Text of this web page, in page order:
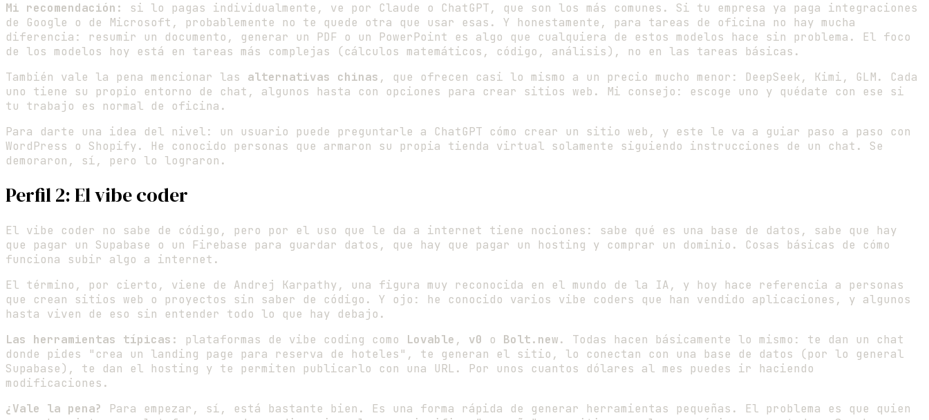
Mi recomendación:
si lo pagas individualmente, ve por Claude o ChatGPT, que son los más comunes. Si tu empresa ya paga integraciones
de Google o de Microsoft, probablemente no te quede otra que usar esas. Y honestamente, para tareas de oficina no hay mucha
diferencia: resumir un documento, generar un PDF o un PowerPoint es algo que cualquiera de estos modelos hace sin problema. El foco
de los modelos hoy está en tareas más complejas (cálculos matemáticos, código, análisis), no en las tareas básicas.
También vale la pena mencionar las alternativas chinas , que ofrecen casi lo mismo a un precio mucho menor: DeepSeek, Kimi, GLM. Cada
uno tiene su propio entorno de chat, algunos hasta con opciones para crear sitios web. Mi consejo: escoge uno y quédate con ese si
tu trabajo es normal de oficina.
Para darte una idea del nivel: un usuario puede preguntarle a ChatGPT cómo crear un sitio web, y este le va a guiar paso a paso con
WordPress o Shopify. He conocido personas que armaron su propia tienda virtual solamente siguiendo instrucciones de un chat. Se
demoraron, sí, pero lo lograron.
Perfil 2: El vibe coder
El vibe coder no sabe de código, pero por el uso que le da a internet tiene nociones: sabe qué es una base de datos, sabe que hay
que pagar un Supabase o un Firebase para guardar datos, que hay que pagar un hosting y comprar un dominio. Cosas básicas de cómo
funciona subir algo a internet.
El término, por cierto, viene de Andrej Karpathy, una figura muy reconocida en el mundo de la IA, y hoy hace referencia a personas
que crean sitios web o proyectos sin saber de código. Y ojo: he conocido varios vibe coders que han vendido aplicaciones, y algunos
hasta viven de eso sin entender todo lo que hay debajo.
Las herramientas típicas:
plataformas de vibe coding como Lovable , v0 o Bolt.new. Todas hacen básicamente lo mismo: te dan un chat
donde pides "crea un landing page para reserva de hoteles", te generan el sitio, lo conectan con una base de datos (por lo general
Supabase), te dan el hosting y te permiten publicarlo con una URL. Por unos cuantos dólares al mes puedes ir haciendo
modificaciones.
¿Vale la pena?
Para empezar, sí, está bastante bien. Es una forma rápida de generar herramientas pequeñas. El problema es que quien